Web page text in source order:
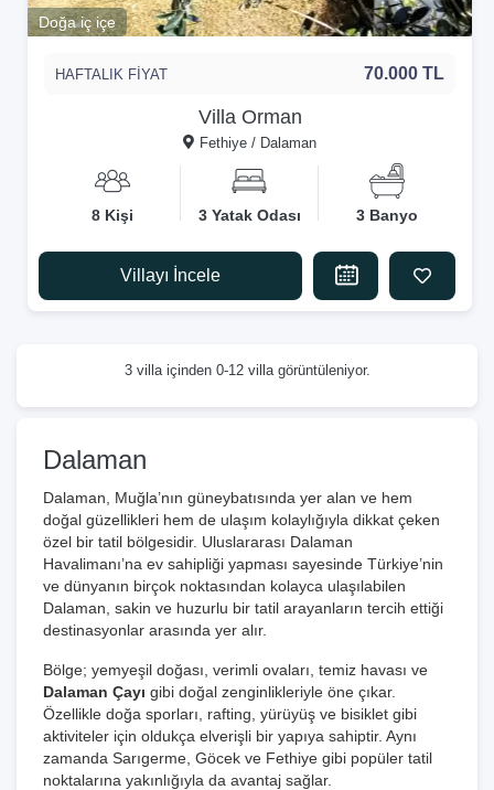
Doğa iç içe
Villa Orman
Fethiye / Dalaman
HAFTALIK FİYAT 70.000 TL
8 Kişi 3 Yatak Odası 3 Banyo
Villayı İncele
3 villa içinden 0-12 villa görüntüleniyor.
Dalaman
Dalaman, Muğla’nın güneybatısında yer alan ve hem
doğal güzellikleri hem de ulaşım kolaylığıyla dikkat çeken
özel bir tatil bölgesidir. Uluslararası Dalaman
Havalimanı’na ev sahipliği yapması sayesinde Türkiye’nin
ve dünyanın birçok noktasından kolayca ulaşılabilen
Dalaman, sakin ve huzurlu bir tatil arayanların tercih ettiği
destinasyonlar arasında yer alır.
Bölge; yemyeşil doğası, verimli ovaları, temiz havası ve
Dalaman Çayı gibi doğal zenginlikleriyle öne çıkar.
Özellikle doğa sporları, rafting, yürüyüş ve bisiklet gibi
aktiviteler için oldukça elverişli bir yapıya sahiptir. Aynı
zamanda Sarıgerme, Göcek ve Fethiye gibi popüler tatil
noktalarına yakınlığıyla da avantaj sağlar.